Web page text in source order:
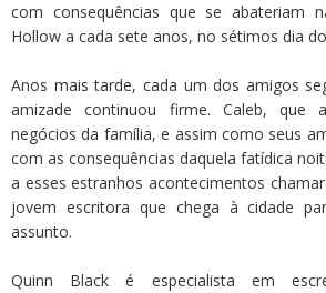
com consequências que se abateriam
Hollow a cada sete anos, no sétimos dia
Anos mais tarde, cada um dos amigos
amizade continuou firme. Caleb, que
negócios da família, e assim como seus
com as consequências daquela fatídica
a esses estranhos acontecimentos
jovem escritora que chega à cidade
assunto.
Quinn Black é especialista em